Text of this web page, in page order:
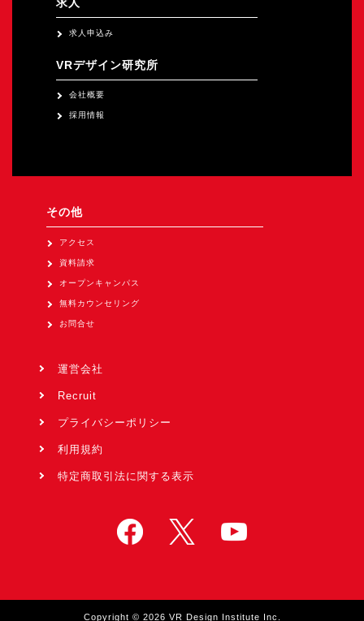
求人
求人申込み
VRデザイン研究所
会社概要
採用情報
その他
アクセス
資料請求
オープンキャンパス
無料カウンセリング
お問合せ
運営会社
Recruit
プライバシーポリシー
利用規約
特定商取引法に関する表示
Copyright © 2026 VR Design Institute Inc.